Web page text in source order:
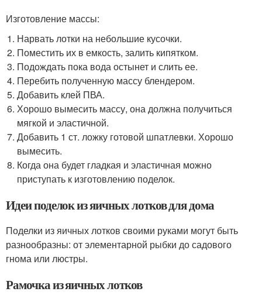
Изготовление массы:
Нарвать лотки на небольшие кусочки.
Поместить их в емкость, залить кипятком.
Подождать пока вода остынет и слить ее.
Перебить полученную массу блендером.
Добавить клей ПВА.
Хорошо вымесить массу, она должна получиться
мягкой и эластичной.
Добавить 1 ст. ложку готовой шпатлевки. Хорошо
вымесить.
Когда она будет гладкая и эластичная можно
приступать к изготовлению поделок.
Идеи поделок из яичных лотков для дома
Поделки из яичных лотков своими руками могут быть
разнообразны: от элементарной рыбки до садового
гнома или люстры.
Рамочка из яичных лотков